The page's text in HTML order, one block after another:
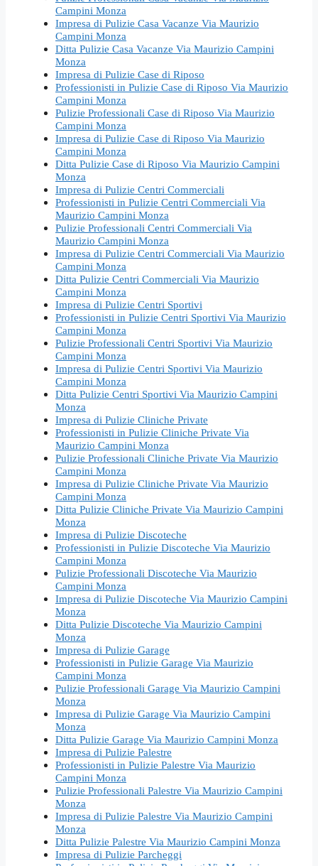
Campini Monza
Impresa di Pulizie Casa Vacanze Via Maurizio
Campini Monza
Ditta Pulizie Casa Vacanze Via Maurizio Campini
Monza
Impresa di Pulizie Case di Riposo
Professionisti in Pulizie Case di Riposo Via Maurizio
Campini Monza
Pulizie Professionali Case di Riposo Via Maurizio
Campini Monza
Impresa di Pulizie Case di Riposo Via Maurizio
Campini Monza
Ditta Pulizie Case di Riposo Via Maurizio Campini
Monza
Impresa di Pulizie Centri Commerciali
Professionisti in Pulizie Centri Commerciali Via
Maurizio Campini Monza
Pulizie Professionali Centri Commerciali Via
Maurizio Campini Monza
Impresa di Pulizie Centri Commerciali Via Maurizio
Campini Monza
Ditta Pulizie Centri Commerciali Via Maurizio
Campini Monza
Impresa di Pulizie Centri Sportivi
Professionisti in Pulizie Centri Sportivi Via Maurizio
Campini Monza
Pulizie Professionali Centri Sportivi Via Maurizio
Campini Monza
Impresa di Pulizie Centri Sportivi Via Maurizio
Campini Monza
Ditta Pulizie Centri Sportivi Via Maurizio Campini
Monza
Impresa di Pulizie Cliniche Private
Professionisti in Pulizie Cliniche Private Via
Maurizio Campini Monza
Pulizie Professionali Cliniche Private Via Maurizio
Campini Monza
Impresa di Pulizie Cliniche Private Via Maurizio
Campini Monza
Ditta Pulizie Cliniche Private Via Maurizio Campini
Monza
Impresa di Pulizie Discoteche
Professionisti in Pulizie Discoteche Via Maurizio
Campini Monza
Pulizie Professionali Discoteche Via Maurizio
Campini Monza
Impresa di Pulizie Discoteche Via Maurizio Campini
Monza
Ditta Pulizie Discoteche Via Maurizio Campini
Monza
Impresa di Pulizie Garage
Professionisti in Pulizie Garage Via Maurizio
Campini Monza
Pulizie Professionali Garage Via Maurizio Campini
Monza
Impresa di Pulizie Garage Via Maurizio Campini
Monza
Ditta Pulizie Garage Via Maurizio Campini Monza
Impresa di Pulizie Palestre
Professionisti in Pulizie Palestre Via Maurizio
Campini Monza
Pulizie Professionali Palestre Via Maurizio Campini
Monza
Impresa di Pulizie Palestre Via Maurizio Campini
Monza
Ditta Pulizie Palestre Via Maurizio Campini Monza
Impresa di Pulizie Parcheggi